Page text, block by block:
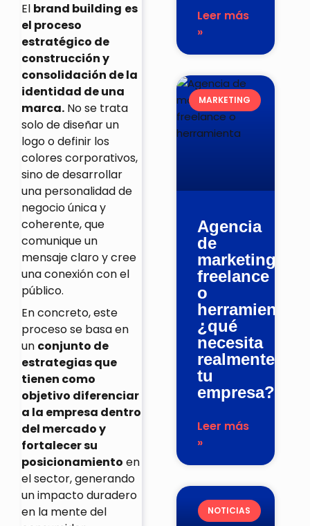
El brand building es
el proceso
estratégico de
construcción y
consolidación de la
identidad de una
marca. No se trata
solo de diseñar un
logo o definir los
colores corporativos,
sino de desarrollar
una personalidad de
negocio única y
coherente, que
comunique un
mensaje claro y cree
una conexión con el
público.
En concreto, este
proceso se basa en
un conjunto de
estrategias que
tienen como
objetivo diferenciar
a la empresa dentro
del mercado y
fortalecer su
posicionamiento en
el sector, generando
un impacto duradero
en la mente del
Leer más
»
MARKETING
Agencia
de
marketing,
freelance
o
herramienta:
¿qué
necesita
realmente
tu
empresa?
Leer más
»
NOTICIAS